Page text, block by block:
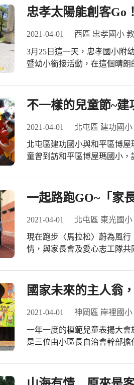
員以及蒞場嘉賓一起剪綵，
成，機飛高遠追夢人。 校長
中央與地方經費430萬元，才能擁有6道
「機器人很大又很酷炫，希
到了飛盤的特技表演，「覺
典禮，感謝許多貴賓的蒞臨
爸」來到圖書館和大家一起
的氣氛十分熱絡。緊接著是幼
遊戲等。 一年級趣味闖關活動翻轉上課時間變成下課遊戲時間，將「玩耍」體驗
化、「學習」生活化，結合
習人際溝通與良好合作態度，
索」與「體能運動」。二年級
得一份驚喜小禮物。 活動的壓軸由校長和家長們組隊挑戰中高年級班際球賽冠軍隊
伍~四年級躲避球賽、五年級
足全力毫不手軟，瞄準目標後
的攻勢。學生林憶君表示大
都接不到球，包含我在內，可是我
示，學校以閱讀探索和體能運
邀請家長重拾童年回憶，陪
增進親師間的溝通及交流，也達到親師生三
#我愛西屯
忠孝太陽能創客Go
2021-04-01 西區 忠孝國小
3月25日這一天，忠孝國小附
暨幼小銜接活動，在這個晴
動起來了，幼兒園小朋友的小
學就讀小一的小新生們，到
不一樣的兒童節~
2021-04-01 北屯區 建功國
北屯區建功國小與和平區博
童曾到訪和平區博屋瑪國小
贈文具用品與消暑冰棒，活
動讓孩子體驗了城鄉不同的
瑪的學童而言，這是最有意義
https://www.chinatimes.com/
https://www.storm.mg/
一起路跑GO~「家
2021-04-01 北屯區 東光國
現在跑步〈馬拉松〉蔚為風
情，與家長會及愛心志工隊
兩圈、高年級三圈)。考量學
戰自我。家長會會長、委員們
學生熱情參與。
國家未來的主人翁
2021-04-01 神岡區 岸裡國
一年一度的模範兒童表揚大
是三位由小區長自治會幹部
由四年級小朋友扮成的兩頭